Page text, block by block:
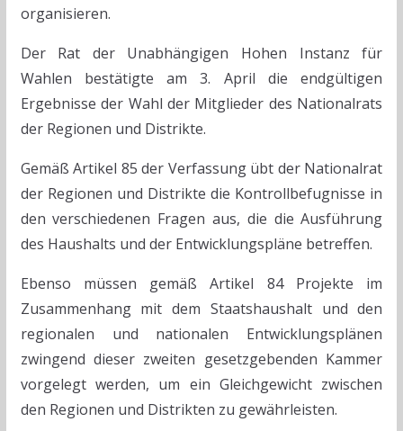
organisieren.
Der Rat der Unabhängigen Hohen Instanz für
Wahlen bestätigte am 3. April die endgültigen
Ergebnisse der Wahl der Mitglieder des Nationalrats
der Regionen und Distrikte.
Gemäß Artikel 85 der Verfassung übt der Nationalrat
der Regionen und Distrikte die Kontrollbefugnisse in
den verschiedenen Fragen aus, die die Ausführung
des Haushalts und der Entwicklungspläne betreffen.
Ebenso müssen gemäß Artikel 84 Projekte im
Zusammenhang mit dem Staatshaushalt und den
regionalen und nationalen Entwicklungsplänen
zwingend dieser zweiten gesetzgebenden Kammer
vorgelegt werden, um ein Gleichgewicht zwischen
den Regionen und Distrikten zu gewährleisten.